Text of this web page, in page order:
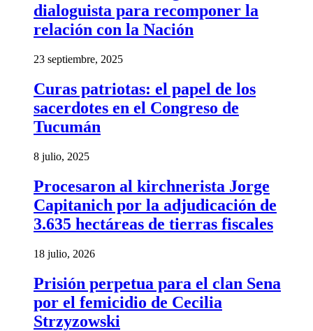
dialoguista para recomponer la
relación con la Nación
23 septiembre, 2025
Curas patriotas: el papel de los
sacerdotes en el Congreso de
Tucumán
8 julio, 2025
Procesaron al kirchnerista Jorge
Capitanich por la adjudicación de
3.635 hectáreas de tierras fiscales
18 julio, 2026
Prisión perpetua para el clan Sena
por el femicidio de Cecilia
Strzyzowski